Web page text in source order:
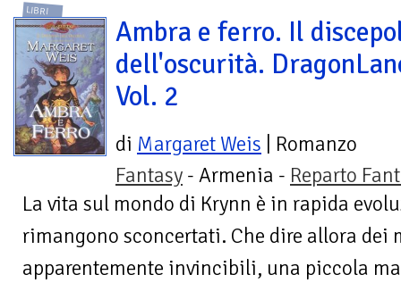
LIBRI
Ambra e ferro. Il
dell'oscurità.
Vol. 2
di Margaret Weis | Romanzo
Fantasy - Armenia - Reparto
La vita sul mondo di Krynn è in rapida
rimangono sconcertati. Che dire allora dei
apparentemente invincibili, una piccola